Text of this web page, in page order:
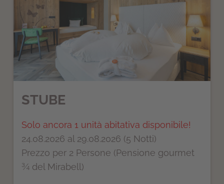
STUBE
Solo ancora 1 unità abitativa disponibile!
24.08.2026 al 29.08.2026 (5 Notti)
Prezzo per 2 Persone (Pensione gourmet
¾ del Mirabell)